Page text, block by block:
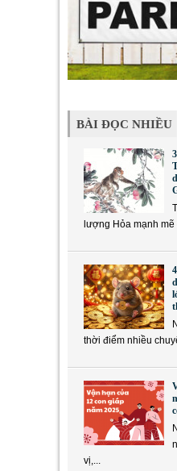
BÀI ĐỌC NHIỀU
lượng Hỏa mạnh mẽ
thời điểm nhiều
vị,...